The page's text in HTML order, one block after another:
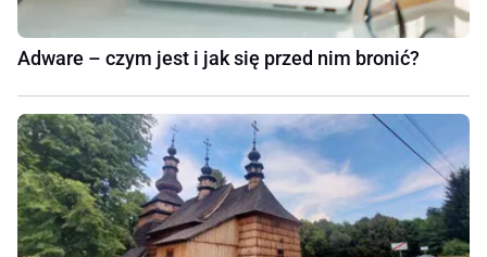
Adware – czym jest i jak się przed nim bronić?